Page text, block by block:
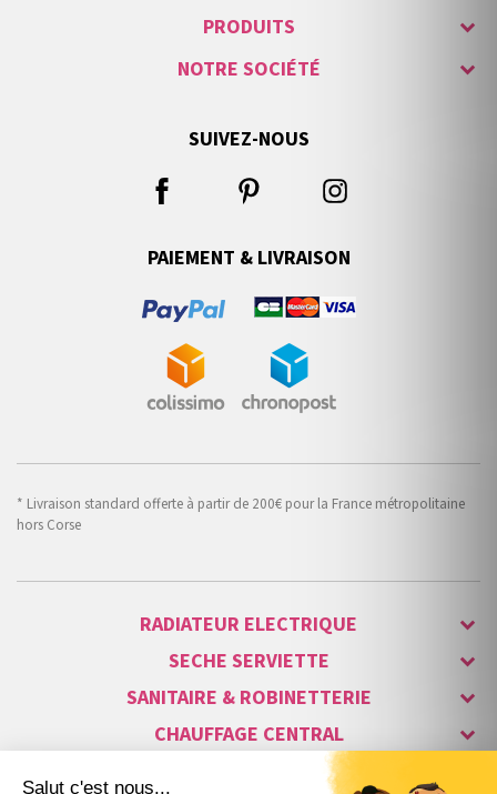
PRODUITS
NOTRE SOCIÉTÉ
SUIVEZ-NOUS
PAIEMENT & LIVRAISON
* Livraison standard offerte à partir de 200€ pour la France métropolitaine
hors Corse
RADIATEUR ELECTRIQUE
SECHE SERVIETTE
SANITAIRE & ROBINETTERIE
CHAUFFAGE CENTRAL
ALARME & SÉCURITÉ